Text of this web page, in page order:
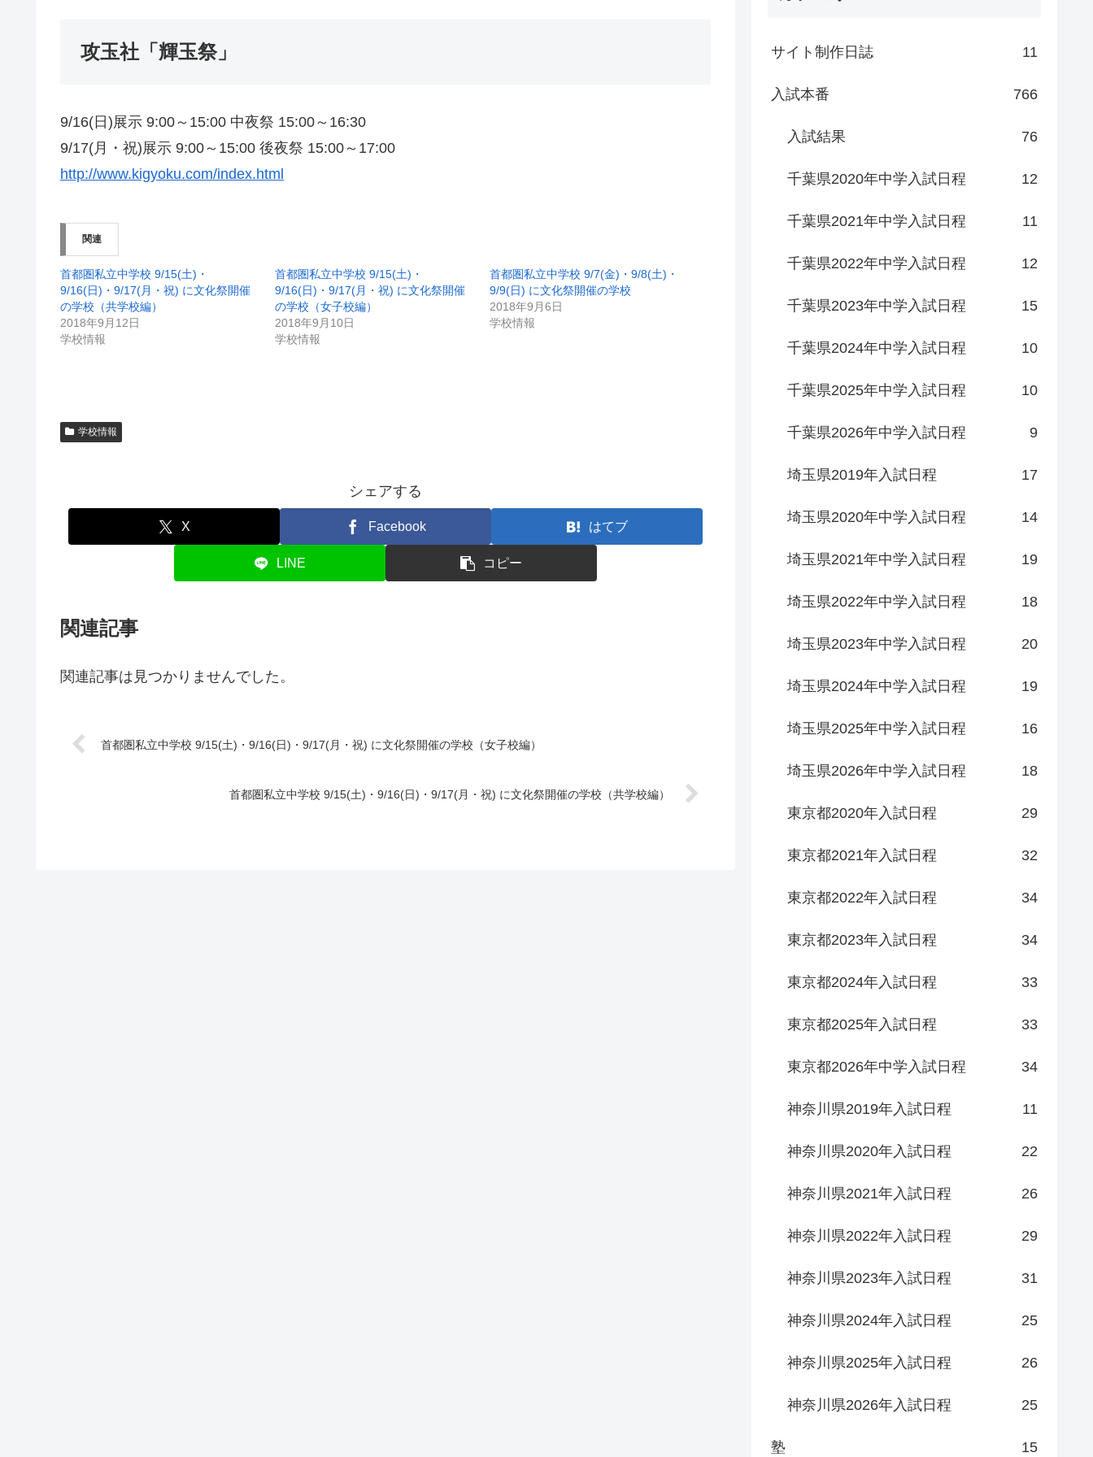
攻玉社「輝玉祭」
9/16(日)展示 9:00～15:00 中夜祭 15:00～16:30
9/17(月・祝)展示 9:00～15:00 後夜祭 15:00～17:00
http://www.kigyoku.com/index.html
関連
首都圏私立中学校 9/15(土)・
9/16(日)・9/17(月・祝) に文化祭開催
の学校（共学校編）
2018年9月12日
学校情報
首都圏私立中学校 9/15(土)・
9/16(日)・9/17(月・祝) に文化祭開催
の学校（女子校編）
2018年9月10日
学校情報
首都圏私立中学校 9/7(金)・9/8(土)・
9/9(日) に文化祭開催の学校
2018年9月6日
学校情報
学校情報
シェアする
X Facebook はてブ
LINE コピー
関連記事
関連記事は見つかりませんでした。
首都圏私立中学校 9/15(土)・9/16(日)・9/17(月・祝) に文化祭開催の学校（女子校編）
首都圏私立中学校 9/15(土)・9/16(日)・9/17(月・祝) に文化祭開催の学校（共学校編）
サイト制作日誌 11
入試本番 766
入試結果 76
千葉県2020年中学入試日程 12
千葉県2021年中学入試日程 11
千葉県2022年中学入試日程 12
千葉県2023年中学入試日程 15
千葉県2024年中学入試日程 10
千葉県2025年中学入試日程 10
千葉県2026年中学入試日程 9
埼玉県2019年入試日程 17
埼玉県2020年中学入試日程 14
埼玉県2021年中学入試日程 19
埼玉県2022年中学入試日程 18
埼玉県2023年中学入試日程 20
埼玉県2024年中学入試日程 19
埼玉県2025年中学入試日程 16
埼玉県2026年中学入試日程 18
東京都2020年入試日程 29
東京都2021年入試日程 32
東京都2022年入試日程 34
東京都2023年入試日程 34
東京都2024年入試日程 33
東京都2025年入試日程 33
東京都2026年中学入試日程 34
神奈川県2019年入試日程 11
神奈川県2020年入試日程 22
神奈川県2021年入試日程 26
神奈川県2022年入試日程 29
神奈川県2023年入試日程 31
神奈川県2024年入試日程 25
神奈川県2025年入試日程 26
神奈川県2026年入試日程 25
塾 15